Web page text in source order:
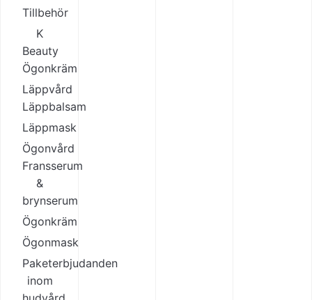
Tillbehör
K
Beauty
Ögonkräm
Läppvård
Läppbalsam
Läppmask
Ögonvård
Fransserum
&
brynserum
Ögonkräm
Ögonmask
Paketerbjudanden
inom